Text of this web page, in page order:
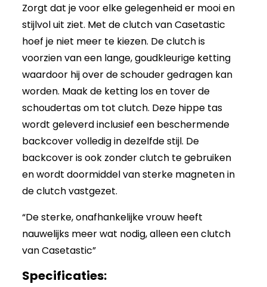
Zorgt dat je voor elke gelegenheid er mooi en
stijlvol uit ziet. Met de clutch van Casetastic
hoef je niet meer te kiezen. De clutch is
voorzien van een lange, goudkleurige ketting
waardoor hij over de schouder gedragen kan
worden. Maak de ketting los en tover de
schoudertas om tot clutch. Deze hippe tas
wordt geleverd inclusief een beschermende
backcover volledig in dezelfde stijl. De
backcover is ook zonder clutch te gebruiken
en wordt doormiddel van sterke magneten in
de clutch vastgezet.
“De sterke, onafhankelijke vrouw heeft
nauwelijks meer wat nodig, alleen een clutch
van Casetastic”
Specificaties: